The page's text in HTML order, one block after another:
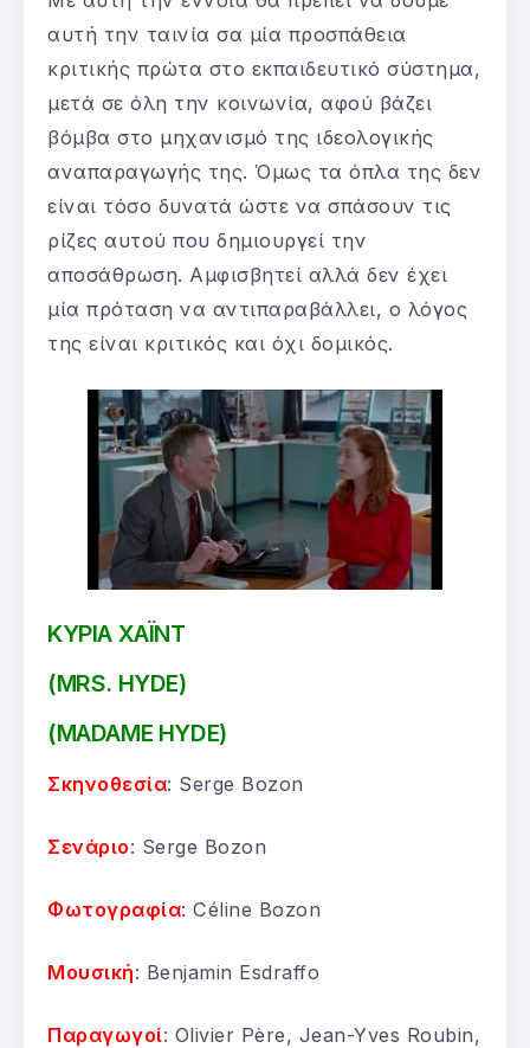
αυτή την ταινία σα μία προσπάθεια
κριτικής πρώτα στο εκπαιδευτικό σύστημα,
μετά σε όλη την κοινωνία, αφού βάζει
βόμβα στο μηχανισμό της ιδεολογικής
αναπαραγωγής της. Όμως τα όπλα της δεν
είναι τόσο δυνατά ώστε να σπάσουν τις
ρίζες αυτού που δημιουργεί την
αποσάθρωση. Αμφισβητεί αλλά δεν έχει
μία πρόταση να αντιπαραβάλλει, ο λόγος
της είναι κριτικός και όχι δομικός.
ΚΥΡΙΑ ΧΑΪΝΤ
(MRS. HYDE)
(MADAME HYDE)
Σκηνοθεσία: Serge Bozon
Σενάριο: Serge Bozon
Φωτογραφία: Céline Bozon
Μουσική: Benjamin Esdraffo
Παραγωγοί: Olivier Père, Jean-Yves Roubin,